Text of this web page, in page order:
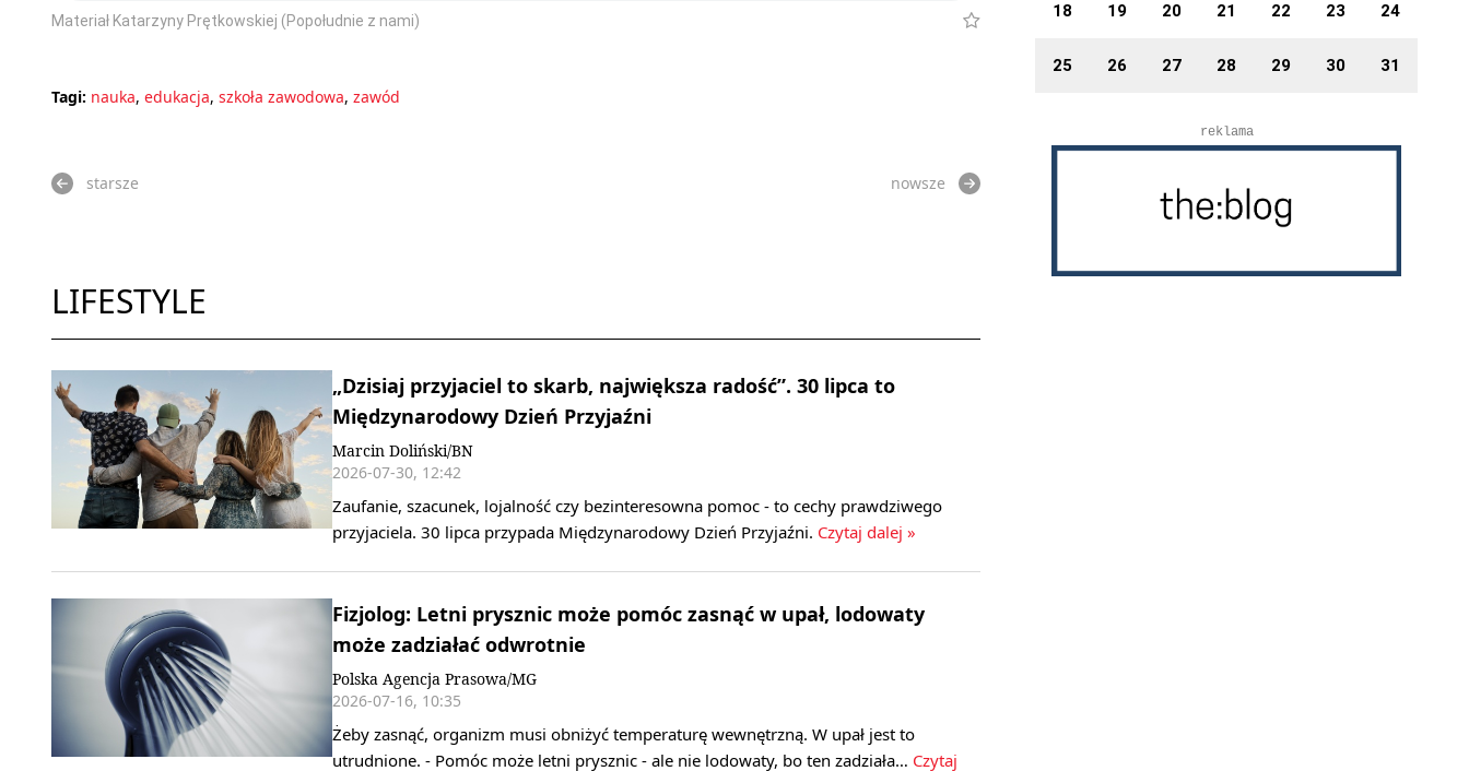
Materiał Katarzyny Prętkowskiej (Popołudnie z nami)
Tagi: nauka, edukacja, szkoła zawodowa, zawód
starsze nowsze
LIFESTYLE
„Dzisiaj przyjaciel to skarb, największa radość”. 30 lipca to
Międzynarodowy Dzień Przyjaźni
Marcin Doliński/BN
2026-07-30, 12:42
Zaufanie, szacunek, lojalność czy bezinteresowna pomoc - to cechy prawdziwego
przyjaciela. 30 lipca przypada Międzynarodowy Dzień Przyjaźni. Czytaj dalej »
Fizjolog: Letni prysznic może pomóc zasnąć w upał, lodowaty
może zadziałać odwrotnie
Polska Agencja Prasowa/MG
2026-07-16, 10:35
Żeby zasnąć, organizm musi obniżyć temperaturę wewnętrzną. W upał jest to
utrudnione. - Pomóc może letni prysznic - ale nie lodowaty, bo ten zadziała… Czytaj
18 19 20 21 22 23 24
25 26 27 28 29 30 31
reklama